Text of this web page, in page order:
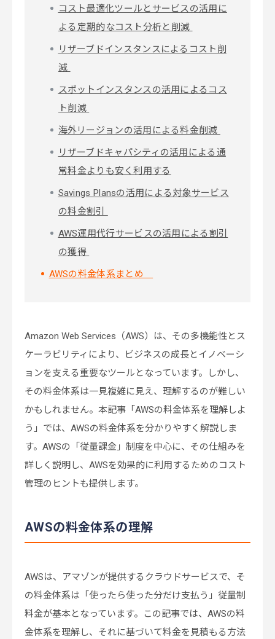
コスト最適化ツールとサービスの活用に
よる定期的なコスト分析と削減
リザーブドインスタンスによるコスト削
減
スポットインスタンスの活用によるコス
ト削減
海外リージョンの活用による料金削減
リザーブドキャパシティの活用による通
常料金よりも安く利用する
Savings Plansの活用による対象サービス
の料金割引
AWS運用代行サービスの活用による割引
の獲得
AWSの料金体系まとめ
Amazon Web Services（AWS）は、その多機能性とス
ケーラビリティにより、ビジネスの成長とイノベーシ
ョンを支える重要なツールとなっています。しかし、
その料金体系は一見複雑に見え、理解するのが難しい
かもしれません。本記事「AWSの料金体系を理解しよ
う」では、AWSの料金体系を分かりやすく解説しま
す。AWSの「従量課金」制度を中心に、その仕組みを
詳しく説明し、AWSを効果的に利用するためのコスト
管理のヒントも提供します。
AWSの料金体系の理解
AWSは、アマゾンが提供するクラウドサービスで、そ
の料金体系は「使ったら使った分だけ支払う」従量制
料金が基本となっています。この記事では、AWSの料
金体系を理解し、それに基づいて料金を見積もる方法